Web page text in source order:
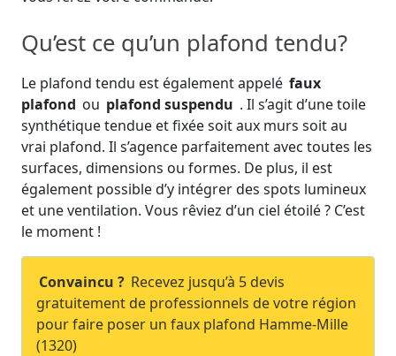
Qu’est ce qu’un plafond tendu?
Le plafond tendu est également appelé faux
plafond ou plafond suspendu . Il s’agit d’une toile
synthétique tendue et fixée soit aux murs soit au
vrai plafond. Il s’agence parfaitement avec toutes les
surfaces, dimensions ou formes. De plus, il est
également possible d’y intégrer des spots lumineux
et une ventilation. Vous rêviez d’un ciel étoilé ? C’est
le moment !
Convaincu ? Recevez jusqu’à 5 devis
gratuitement de professionnels de votre région
pour faire poser un faux plafond Hamme-Mille
(1320)